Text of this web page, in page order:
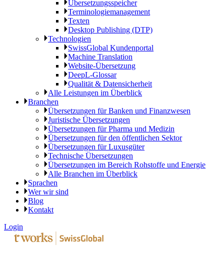
Übersetzungsspeicher
Terminologiemanagement
Texten
Desktop Publishing (DTP)
Technologien
SwissGlobal Kundenportal
Machine Translation
Website-Übersetzung
DeepL-Glossar
Qualität & Datensicherheit
Alle Leistungen im Überblick
Branchen
Übersetzungen für Banken und Finanzwesen
Juristische Übersetzungen
Übersetzungen für Pharma und Medizin
Übersetzungen für den öffentlichen Sektor
Übersetzungen für Luxusgüter
Technische Übersetzungen
Übersetzungen im Bereich Rohstoffe und Energie
Alle Branchen im Überblick
Sprachen
Wer wir sind
Blog
Kontakt
Login